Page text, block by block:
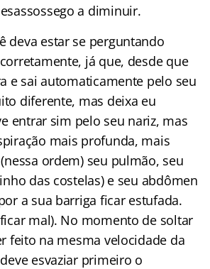
a diminuir.
deva estar se perguntando
já que, desde que
e sai automaticamente pelo seu
diferente, mas deixa eu
entrar sim pelo seu nariz, mas
mais profunda, mais
ordem) seu pulmão, seu
das costelas) e seu abdômen
a sua barriga ficar estufada.
mal). No momento de soltar
feito na mesma velocidade da
esvaziar primeiro o